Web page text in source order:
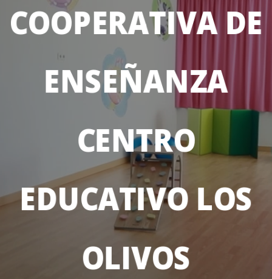
COOPERATIVA DE
ENSEÑANZA
CENTRO
EDUCATIVO LOS
OLIVOS